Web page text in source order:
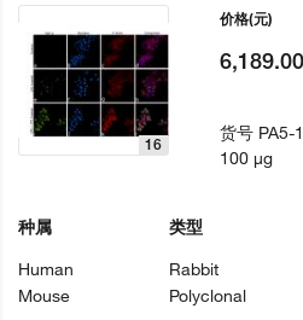
16
种属
Human
Mouse
类型
Rabbit
Polyclonal
价格(元)
6,189.00
货号 PA5-
100 µg